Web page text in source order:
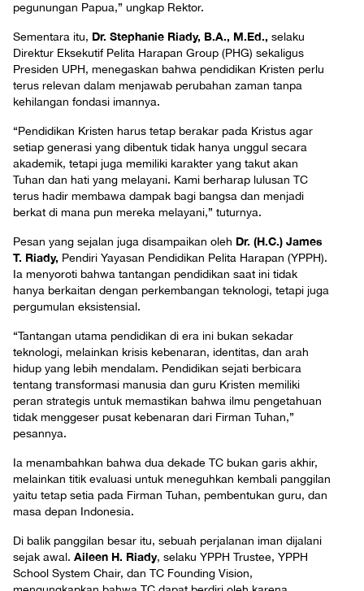
pegunungan Papua,” ungkap Rektor.
Sementara itu, Dr. Stephanie Riady, B.A., M.Ed., selaku
Direktur Eksekutif Pelita Harapan Group (PHG) sekaligus
Presiden UPH, menegaskan bahwa pendidikan Kristen perlu
terus relevan dalam menjawab perubahan zaman tanpa
kehilangan fondasi imannya.
“Pendidikan Kristen harus tetap berakar pada Kristus agar
setiap generasi yang dibentuk tidak hanya unggul secara
akademik, tetapi juga memiliki karakter yang takut akan
Tuhan dan hati yang melayani. Kami berharap lulusan TC
terus hadir membawa dampak bagi bangsa dan menjadi
berkat di mana pun mereka melayani,” tuturnya.
Pesan yang sejalan juga disampaikan oleh Dr. (H.C.) James
T. Riady, Pendiri Yayasan Pendidikan Pelita Harapan (YPPH).
Ia menyoroti bahwa tantangan pendidikan saat ini tidak
hanya berkaitan dengan perkembangan teknologi, tetapi juga
pergumulan eksistensial.
“Tantangan utama pendidikan di era ini bukan sekadar
teknologi, melainkan krisis kebenaran, identitas, dan arah
hidup yang lebih mendalam. Pendidikan sejati berbicara
tentang transformasi manusia dan guru Kristen memiliki
peran strategis untuk memastikan bahwa ilmu pengetahuan
tidak menggeser pusat kebenaran dari Firman Tuhan,”
pesannya.
Ia menambahkan bahwa dua dekade TC bukan garis akhir,
melainkan titik evaluasi untuk meneguhkan kembali panggilan
yaitu tetap setia pada Firman Tuhan, pembentukan guru, dan
masa depan Indonesia.
Di balik panggilan besar itu, sebuah perjalanan iman dijalani
sejak awal. Aileen H. Riady, selaku YPPH Trustee, YPPH
School System Chair, dan TC Founding Vision,